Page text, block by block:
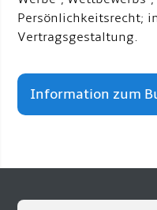
Persönlichkeitsrecht;
Vertragsgestaltung.
Information zum